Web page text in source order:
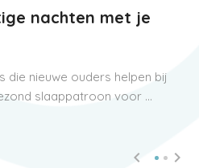
nachten met je
die nieuwe ouders helpen bij
slaappatroon voor ...